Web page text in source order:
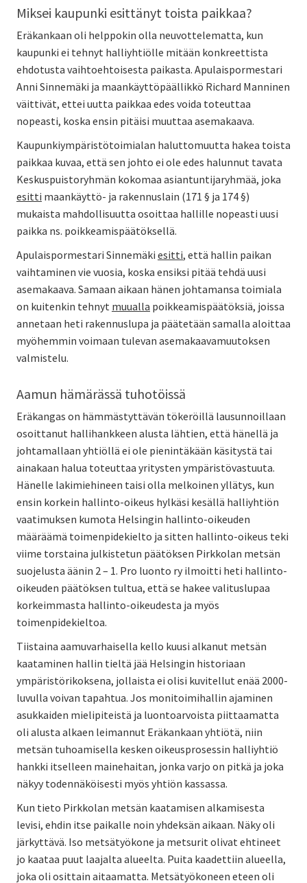
Miksei kaupunki esittänyt toista paikkaa?
Eräkankaan oli helppokin olla neuvottelematta, kun
kaupunki ei tehnyt halliyhtiölle mitään konkreettista
ehdotusta vaihtoehtoisesta paikasta. Apulaispormestari
Anni Sinnemäki ja maankäyttöpäällikkö Richard Manninen
väittivät, ettei uutta paikkaa edes voida toteuttaa
nopeasti, koska ensin pitäisi muuttaa asemakaava.
Kaupunkiympäristötoimialan haluttomuutta hakea toista
paikkaa kuvaa, että sen johto ei ole edes halunnut tavata
Keskuspuistoryhmän kokomaa asiantuntijaryhmää, joka
esitti maankäyttö- ja rakennuslain (171 § ja 174 §)
mukaista mahdollisuutta osoittaa hallille nopeasti uusi
paikka ns. poikkeamispäätöksellä.
Apulaispormestari Sinnemäki esitti, että hallin paikan
vaihtaminen vie vuosia, koska ensiksi pitää tehdä uusi
asemakaava. Samaan aikaan hänen johtamansa toimiala
on kuitenkin tehnyt muualla poikkeamispäätöksiä, joissa
annetaan heti rakennuslupa ja päätetään samalla aloittaa
myöhemmin voimaan tulevan asemakaavamuutoksen
valmistelu.
Aamun hämärässä tuhotöissä
Eräkangas on hämmästyttävän tökeröillä lausunnoillaan
osoittanut hallihankkeen alusta lähtien, että hänellä ja
johtamallaan yhtiöllä ei ole pienintäkään käsitystä tai
ainakaan halua toteuttaa yritysten ympäristövastuuta.
Hänelle lakimiehineen taisi olla melkoinen yllätys, kun
ensin korkein hallinto-oikeus hylkäsi kesällä halliyhtiön
vaatimuksen kumota Helsingin hallinto-oikeuden
määräämä toimenpidekielto ja sitten hallinto-oikeus teki
viime torstaina julkistetun päätöksen Pirkkolan metsän
suojelusta äänin 2 – 1. Pro luonto ry ilmoitti heti hallinto-
oikeuden päätöksen tultua, että se hakee valituslupaa
korkeimmasta hallinto-oikeudesta ja myös
toimenpidekieltoa.
Tiistaina aamuvarhaisella kello kuusi alkanut metsän
kaataminen hallin tieltä jää Helsingin historiaan
ympäristörikoksena, jollaista ei olisi kuvitellut enää 2000-
luvulla voivan tapahtua. Jos monitoimihallin ajaminen
asukkaiden mielipiteistä ja luontoarvoista piittaamatta
oli alusta alkaen leimannut Eräkankaan yhtiötä, niin
metsän tuhoamisella kesken oikeusprosessin halliyhtiö
hankki itselleen mainehaitan, jonka varjo on pitkä ja joka
näkyy todennäköisesti myös yhtiön kassassa.
Kun tieto Pirkkolan metsän kaatamisen alkamisesta
levisi, ehdin itse paikalle noin yhdeksän aikaan. Näky oli
järkyttävä. Iso metsätyökone ja metsurit olivat ehtineet
jo kaataa puut laajalta alueelta. Puita kaadettiin alueella,
joka oli osittain aitaamatta. Metsätyökoneen eteen oli